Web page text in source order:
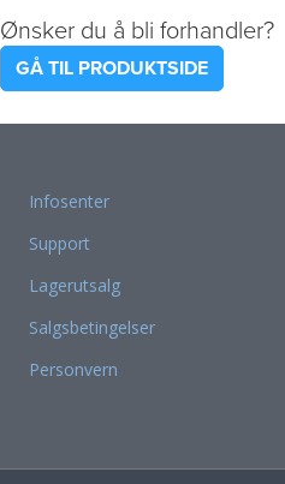
Ønsker du å bli forhandler?
GÅ TIL PRODUKTSIDE
Infosenter
Support
Lagerutsalg
Salgsbetingelser
Personvern